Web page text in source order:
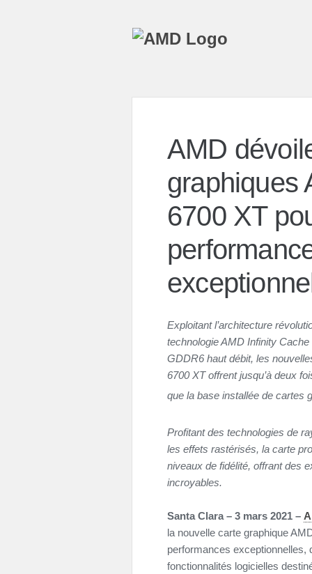
AMD
graphiques
6700 XT
Exploitant l’architecture
technologie AMD Infinity
GDDR6 haut débit, les
6700 XT offrent jusqu’à deux
que la base installée de cartes
Profitant des technologies de
les effets rastérisés, la carte
niveaux de fidélité, offrant des
incroyables.
Santa Clara – 3 mars 2021 –
la nouvelle carte graphique
performances
fonctionnalités logicielles